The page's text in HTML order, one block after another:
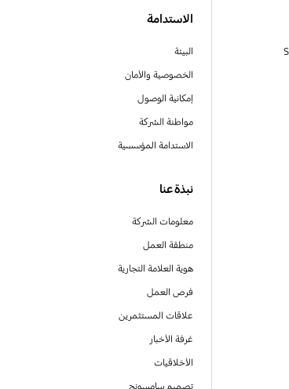
الاستدامة
البيئة
الخصوصية والأمان
إمكانية الوصول
مواطنة الشركة
الاستدامة المؤسسية
نبذة عنا
معلومات الشركة
منطقة العمل
هوية العلامة التجارية
فرص العمل
علاقات المستثمرين
غرفة الأخبار
الأخلاقيات